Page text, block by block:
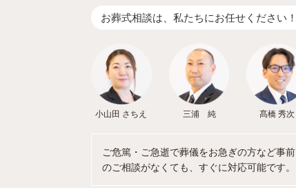
お葬式相談は、私たちにお任せください！
小山田 さちえ 三浦 純 髙橋 秀次
ご危篤・ご急逝で葬儀をお急ぎの方など事前
のご相談がなくても、すぐに対応可能です。